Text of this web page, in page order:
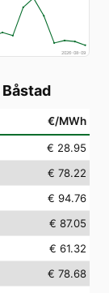
2026-08-09
Båstad
€/MWh
€ 28.95
€ 78.22
€ 94.76
€ 87.05
€ 61.32
€ 78.68